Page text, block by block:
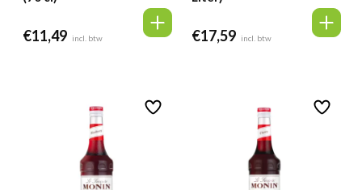
€11,49 incl. btw €17,59 incl. btw